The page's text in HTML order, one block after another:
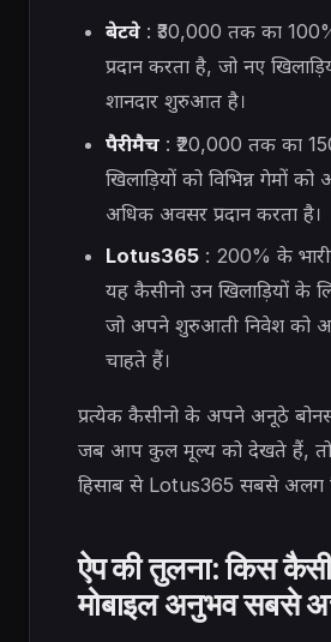
बेटवे: ₹30,000 तक का
प्रदान करता है, जो नए
शानदार शुरुआत है।
पैरीमैच: ₹20,000 तक का
खिलाड़ियों को विभिन्न गेमों
अधिक अवसर प्रदान करता है।
Lotus365: 200% के
यह कैसीनो उन खिलाड़ियों के
जो अपने शुरुआती निवेश को
चाहते हैं।
प्रत्येक कैसीनो के अपने अनूठे
जब आप कुल मूल्य को देखते हैं, तो
हिसाब से Lotus365 सबसे अलग
ऐप की तुलना: किस
मोबाइल अनुभव सबसे